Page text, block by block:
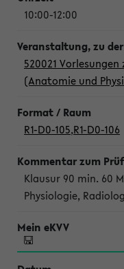
10:00-12:00
520021
(Anatomie und
R1-D0-105,R1-D0-106
Klausur 90 min. 60
Physiologie,